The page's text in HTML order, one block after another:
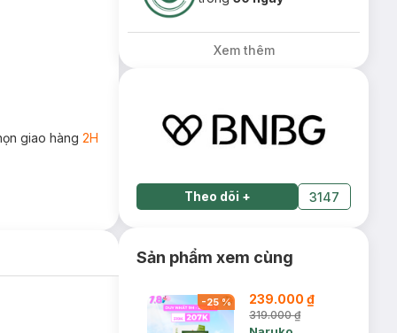
giao hàng 2H
Xem thêm
Theo dõi + 3147
Sản phẩm xem cùng
-25% 239.000 ₫
319.000 ₫